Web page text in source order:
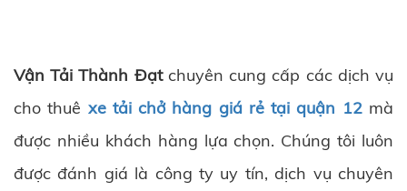
Vận Tải Thành Đạtchuyên cung cấp các dịch vụ
cho thuê xe tải chở hàng giá rẻ tại quận 12mà
được nhiều khách hàng lựa chọn. Chúng tôi luôn
được đánh giá là công ty uy tín, dịch vụ chuyên